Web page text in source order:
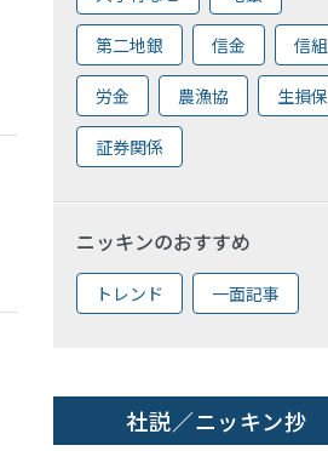
第二地銀 信金 信組
労金 農漁協 生損保
証券関係
ニッキンのおすすめ
トレンド 一面記事
社説／ニッキン抄